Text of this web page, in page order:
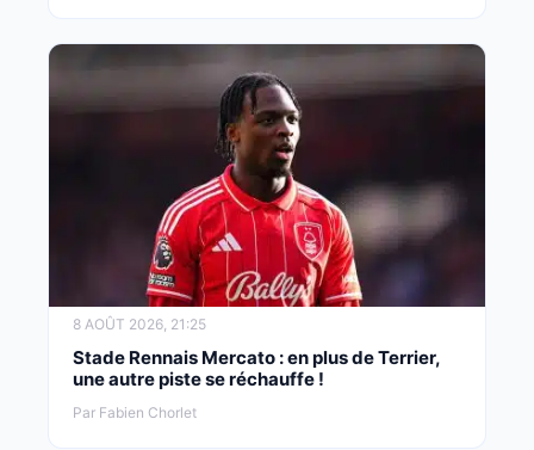
8 AOÛT 2026, 21:25
Stade Rennais Mercato : en plus de Terrier,
une autre piste se réchauffe !
Par Fabien Chorlet